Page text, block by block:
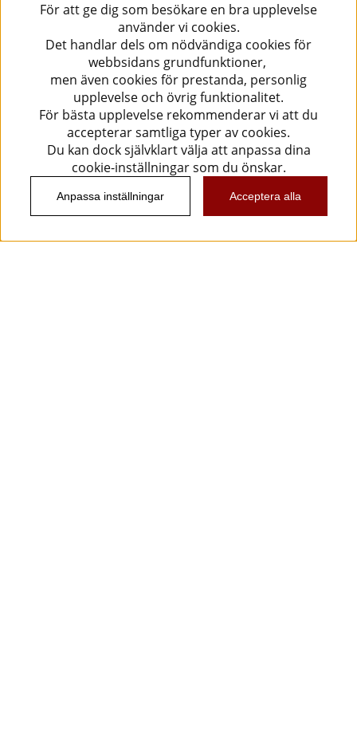
För att ge dig som besökare en bra upplevelse
använder vi cookies.
Det handlar dels om nödvändiga cookies för
webbsidans grundfunktioner,
men även cookies för prestanda, personlig
upplevelse och övrig funktionalitet.
För bästa upplevelse rekommenderar vi att du
accepterar samtliga typer av cookies.
Du kan dock självklart välja att anpassa dina
cookie-inställningar som du önskar.
Anpassa inställningar Acceptera alla